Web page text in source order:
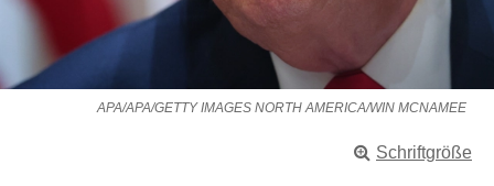
APA/APA/GETTY IMAGES NORTH AMERICA/WIN MCNAMEE
Schriftgröße